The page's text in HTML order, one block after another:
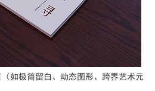
如极简留白、动态图形、跨界艺术元